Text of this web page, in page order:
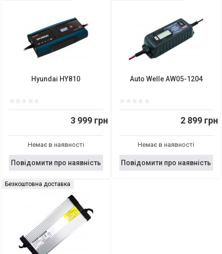
Hyundai HY810
3 999 грн
Немає в наявності
Повідомити про наявність
Auto Welle AW05-1204
2 899 грн
Немає в наявності
Повідомити про наявність
Безкоштовна доставка